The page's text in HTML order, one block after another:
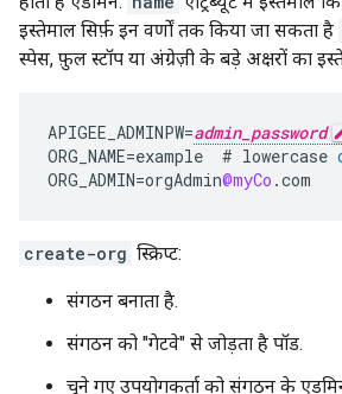
इस्तेमाल सिर्फ़ इन वर्णों तक किया जा सकता है
स्पेस, फ़ुल स्टॉप या अंग्रेज़ी के बड़े अक्षरों का
APIGEE_ADMINPW=admin_password
ORG_NAME=example # lowercase
ORG_ADMIN=orgAdmin@myCo .com
create-org स्क्रिप्ट:
संगठन बनाता है.
संगठन को "गेटवे" से जोड़ता है पॉड.
चुने गए उपयोगकर्ता को संगठन के